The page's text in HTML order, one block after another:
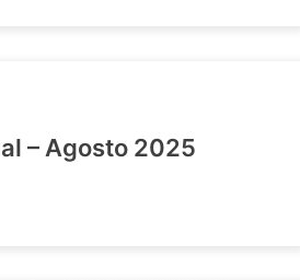
– Agosto 2025